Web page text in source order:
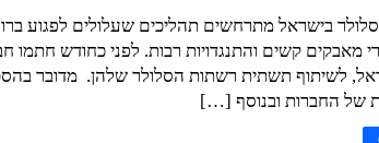
בישראל מתרחשים תהליכים שעלולים לפגוע
של החברות ובנוסף […]